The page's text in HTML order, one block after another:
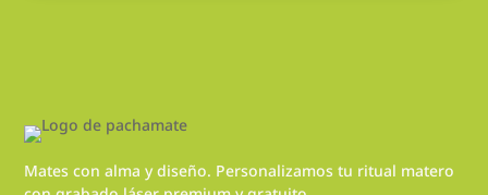
Mates con alma y diseño. Personalizamos tu ritual matero